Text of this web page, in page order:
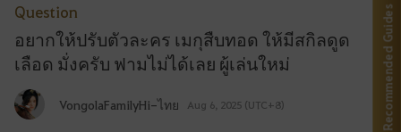
Question
อยากให้ปรับตัวละคร เมกุสืบทอด ให้มีสกิลดูด
เลือด มั่งครับ ฟามไม่ได้เลย ผู้เล่นใหม่
VongolaFamilyHi-ไทย Aug 6, 2025 (UTC+8) Recommended Guides